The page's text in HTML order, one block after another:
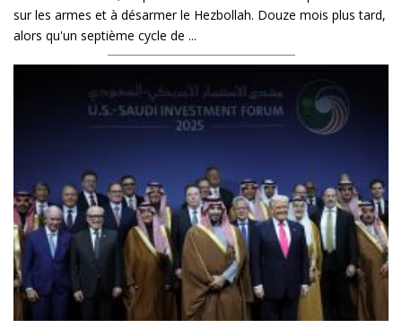
sur les armes et à désarmer le Hezbollah. Douze mois plus tard,
alors qu'un septième cycle de ...